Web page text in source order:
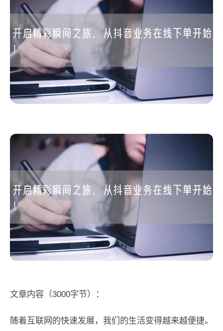
文章内容（3000字节）：
随着互联网的快速发展，我们的生活变得越来越便捷。